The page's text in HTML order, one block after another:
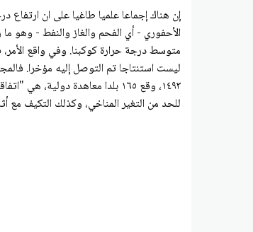
الأحفوري - أي الفحم والغاز والنفط - وهو
متوسط درجة حرارة كوكبنا. وفي واقع
ليست استنتاجا تم التوصل إليه مؤخرا.
١٤٩٣، وقع ١٦٥ بلدا معاهدة
للحد من التغير المناخي، وكذلك التكيف مع أثاره الماثلة للعيان فعلا . واليوم،